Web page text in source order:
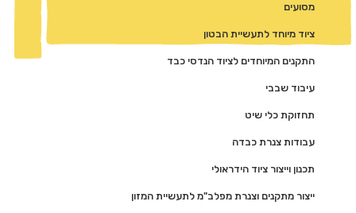
מסועים
ציוד מיוחד לתעשיית הבטון
התקנים המיוחדים לציוד הנדסי כבד
עיבוד שבבי
תחזוקת כלי שיט
עבודות צנרת כבדה
תכנון וייצור ציוד הידראולי
ייצור מתקנים וצנרת מפלב"מ לתעשיית המזון